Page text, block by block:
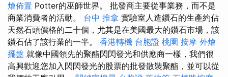
燴佈置 Potter的巫師世界。 批發商主要從事業務，而不是
商業消費者的活動。 台中 推拿 實驗室人造鑽石的生產約佔
天然石頭價格的二十個，尤其是在美國最大的鑽石市場，該
鑽石佔了該行業的一半。 香港轉機 台胞證 桃園 按摩 外燴
擺盤 就像中國領先的聚酯閃閃發光和供應商一樣，我們很
高興歡迎您加入閃閃發光的股票的批發散裝聚酯，並可以從